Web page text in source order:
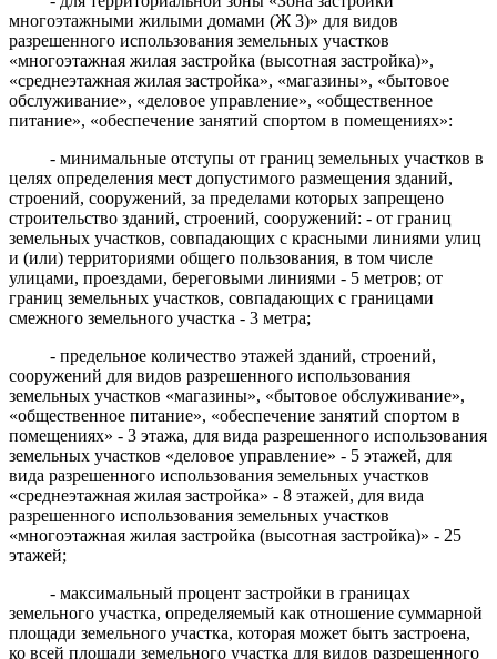
многоэтажными жилыми домами (Ж 3)» для видов
разрешенного использования земельных участков
«многоэтажная жилая застройка (высотная застройка)»,
«среднеэтажная жилая застройка», «магазины», «бытовое
обслуживание», «деловое управление», «общественное
питание», «обеспечение занятий спортом в помещениях»:
- минимальные отступы от границ земельных участков в
целях определения мест допустимого размещения зданий,
строений, сооружений, за пределами которых запрещено
строительство зданий, строений, сооружений: - от границ
земельных участков, совпадающих с красными линиями улиц
и (или) территориями общего пользования, в том числе
улицами, проездами, береговыми линиями - 5 метров; от
границ земельных участков, совпадающих с границами
смежного земельного участка - 3 метра;
- предельное количество этажей зданий, строений,
сооружений для видов разрешенного использования
земельных участков «магазины», «бытовое обслуживание»,
«общественное питание», «обеспечение занятий спортом в
помещениях» - 3 этажа, для вида разрешенного использования
земельных участков «деловое управление» - 5 этажей, для
вида разрешенного использования земельных участков
«среднеэтажная жилая застройка» - 8 этажей, для вида
разрешенного использования земельных участков
«многоэтажная жилая застройка (высотная застройка)» - 25
этажей;
- максимальный процент застройки в границах
земельного участка, определяемый как отношение суммарной
площади земельного участка, которая может быть застроена,
ко всей площади земельного участка для видов разрешенного